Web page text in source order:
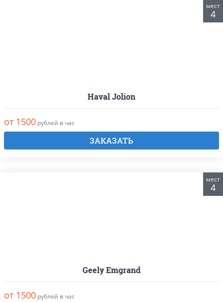
мест
4
Haval Jolion
от 1500 рублей в час
ЗАКАЗАТЬ
мест
4
Geely Emgrand
от 1500 рублей в час